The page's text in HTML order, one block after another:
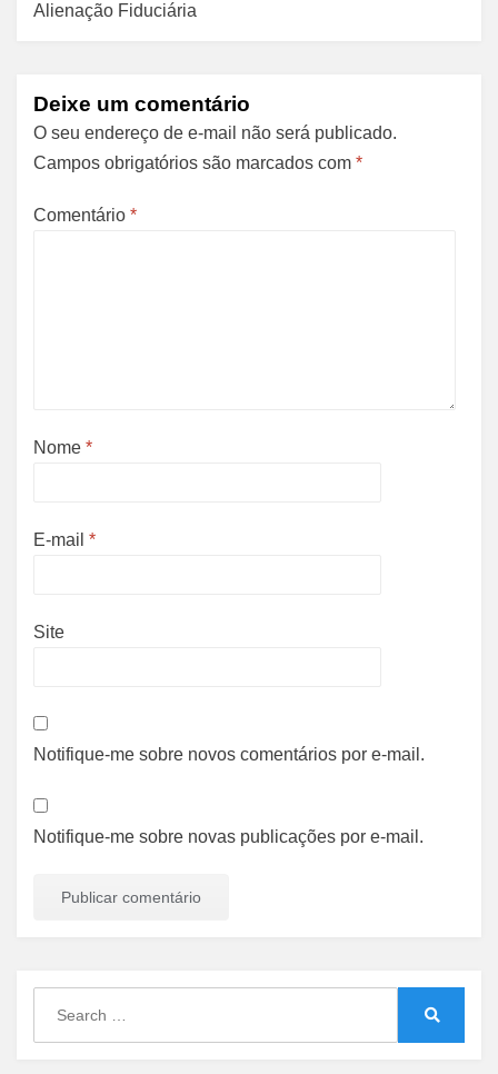
Alienação Fiduciária
Deixe um comentário
O seu endereço de e-mail não será publicado.
Campos obrigatórios são marcados com *
Comentário *
Nome *
E-mail *
Site
Notifique-me sobre novos comentários por e-mail.
Notifique-me sobre novas publicações por e-mail.